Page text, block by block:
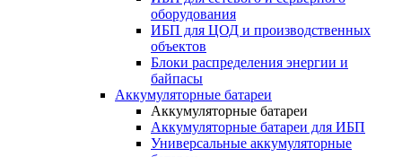
оборудования
ИБП для ЦОД и производственных
объектов
Блоки распределения энергии и
байпасы
Аккумуляторные батареи
Аккумуляторные батареи
Аккумуляторные батареи для ИБП
Универсальные аккумуляторные